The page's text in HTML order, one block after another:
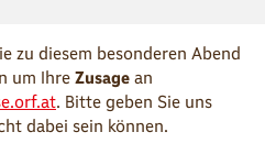
zu diesem besonderen Abend
um Ihre Zusage an
. Bitte geben Sie uns
dabei sein können.